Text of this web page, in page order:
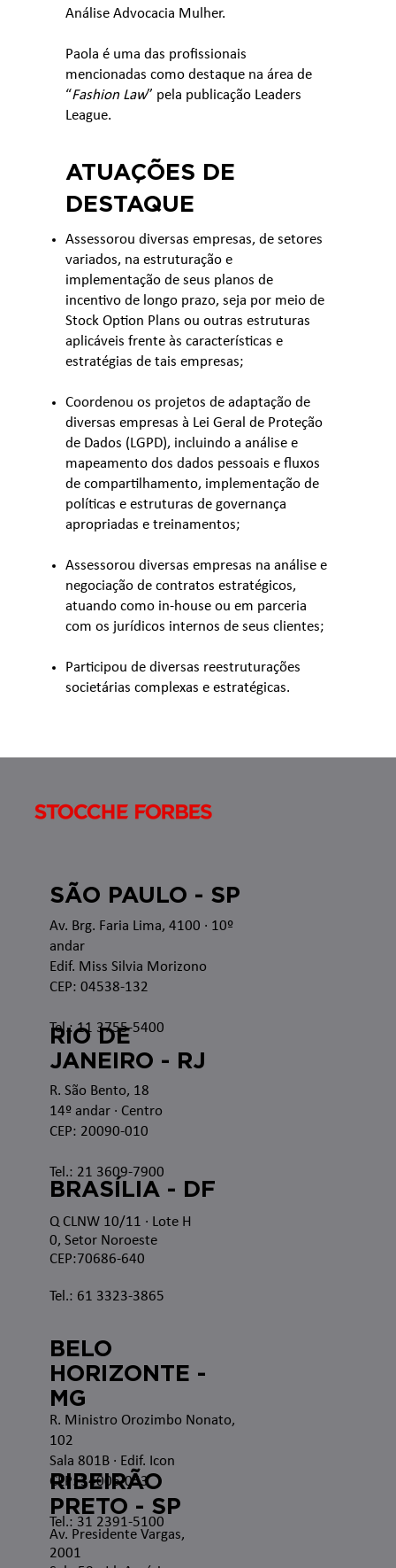
Assessorou diversas empresas, de setores
variados, na estruturação e
implementação de seus planos de
incentivo de longo prazo, seja por meio de
Stock Option Plans ou outras estruturas
aplicáveis frente às características e
estratégias de tais empresas;
Coordenou os projetos de adaptação de
diversas empresas à Lei Geral de Proteção
de Dados (LGPD), incluindo a análise e
mapeamento dos dados pessoais e fluxos
de compartilhamento, implementação de
políticas e estruturas de governança
apropriadas e treinamentos;
Assessorou diversas empresas na análise e
negociação de contratos estratégicos,
atuando como in-house ou em parceria
com os jurídicos internos de seus clientes;
Participou de diversas reestruturações
societárias complexas e estratégicas.
ATUAÇÕES DE
DESTAQUE
Análise Advocacia Mulher.
Paola é uma das profissionais
mencionadas como destaque na área de
“Fashion Law” pela publicação Leaders
League.
Av. Brg. Faria Lima, 4100 · 10º
andar
Edif. Miss Silvia Morizono
CEP: 04538-132
Tel.: 11 3755-5400
SÃO PAULO - SP
RIO DE
JANEIRO - RJ
R. São Bento, 18
14º andar · Centro
CEP: 20090-010
Tel.: 21 3609-7900
Q CLNW 10/11 · Lote H
0, Setor Noroeste
CEP:70686-640
Tel.: 61 3323-3865
BRASÍLIA - DF
BELO
HORIZONTE -
MG
R. Ministro Orozimbo Nonato,
102
Sala 801B · Edif. Icon
CEP: 34006-053
Tel.: 31 2391-5100
Av. Presidente Vargas,
2001
RIBEIRÃO
PRETO - SP